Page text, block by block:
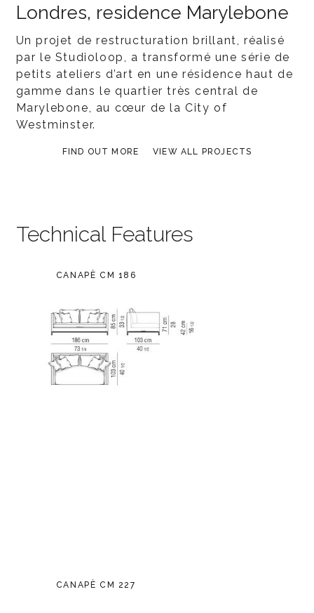
Londres, residence Marylebone
Un projet de restructuration brillant, réalisé
par le Studioloop, a transformé une série de
petits ateliers d’art en une résidence haut de
gamme dans le quartier très central de
Marylebone, au cœur de la City of
Westminster.
FIND OUT MORE VIEW ALL PROJECTS
Technical Features
CANAPÈ CM 186
CANAPÈ CM 227